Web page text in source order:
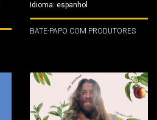
Idioma: espanhol
BATE-PAPO COM PRODUTORES